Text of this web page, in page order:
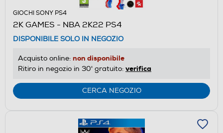
GIOCHI SONY PS4
2K GAMES - NBA 2K22 PS4
DISPONIBILE SOLO IN NEGOZIO
Acquisto online: non disponibile
Ritiro in negozio in 30' gratuito: verifica
CERCA NEGOZIO